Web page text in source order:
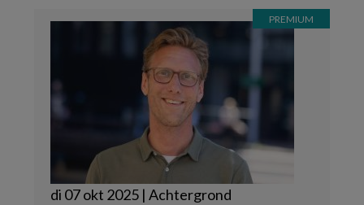
di 07 okt 2025 | Achtergrond